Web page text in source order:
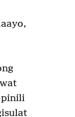
pinili